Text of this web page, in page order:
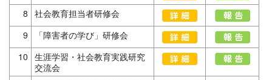
8 社会教育担当者研修会
9
「障害者の学び」研修会
10 生涯学習・社会教育実践研究
交流会